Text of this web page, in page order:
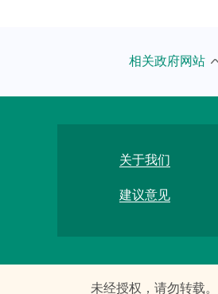
相关政府网站
市司法局
关于我们
建议意见
未经授权，请勿转载。